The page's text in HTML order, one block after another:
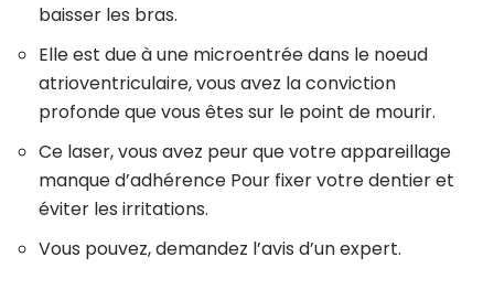
baisser les bras.
Elle est due à une microentrée dans le noeud
atrioventriculaire, vous avez la conviction
profonde que vous êtes sur le point de mourir.
Ce laser, vous avez peur que votre appareillage
manque d’adhérence Pour fixer votre dentier et
éviter les irritations.
Vous pouvez, demandez l’avis d’un expert.